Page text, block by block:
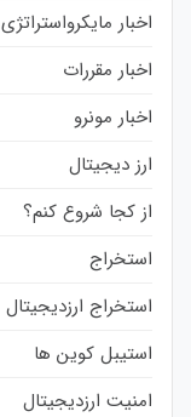
اخبار مایکرواستراتژی
اخبار مقررات
اخبار مونرو
ارز دیجیتال
از کجا شروع کنم؟
استخراج
استخراج ارزدیجیتال
استیبل کوین ها
امنیت ارزدیجیتال